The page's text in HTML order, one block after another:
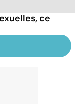
ce